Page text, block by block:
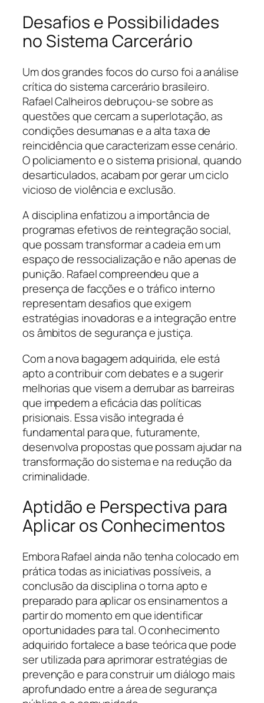
Desafios e Possibilidades
no Sistema Carcerário
Um dos grandes focos do curso foi a análise
crítica do sistema carcerário brasileiro.
Rafael Calheiros debruçou-se sobre as
questões que cercam a superlotação, as
condições desumanas e a alta taxa de
reincidência que caracterizam esse cenário.
O policiamento e o sistema prisional, quando
desarticulados, acabam por gerar um ciclo
vicioso de violência e exclusão.
A disciplina enfatizou a importância de
programas efetivos de reintegração social,
que possam transformar a cadeia em um
espaço de ressocialização e não apenas de
punição. Rafael compreendeu que a
presença de facções e o tráfico interno
representam desafios que exigem
estratégias inovadoras e a integração entre
os âmbitos de segurança e justiça.
Com a nova bagagem adquirida, ele está
apto a contribuir com debates e a sugerir
melhorias que visem a derrubar as barreiras
que impedem a eficácia das políticas
prisionais. Essa visão integrada é
fundamental para que, futuramente,
desenvolva propostas que possam ajudar na
transformação do sistema e na redução da
criminalidade.
Aptidão e Perspectiva para
Aplicar os Conhecimentos
Embora Rafael ainda não tenha colocado em
prática todas as iniciativas possíveis, a
conclusão da disciplina o torna apto e
preparado para aplicar os ensinamentos a
partir do momento em que identificar
oportunidades para tal. O conhecimento
adquirido fortalece a base teórica que pode
ser utilizada para aprimorar estratégias de
prevenção e para construir um diálogo mais
aprofundado entre a área de segurança